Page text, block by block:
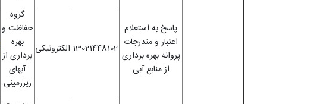
گروه
حفاظت و
بهره
برداری از
آبهای
زیرزمینی
الکترونیکی 13021448102
پاسخ به استعلام
اعتبار و مندرجات
پروانه بهره برداری
از منابع آبی